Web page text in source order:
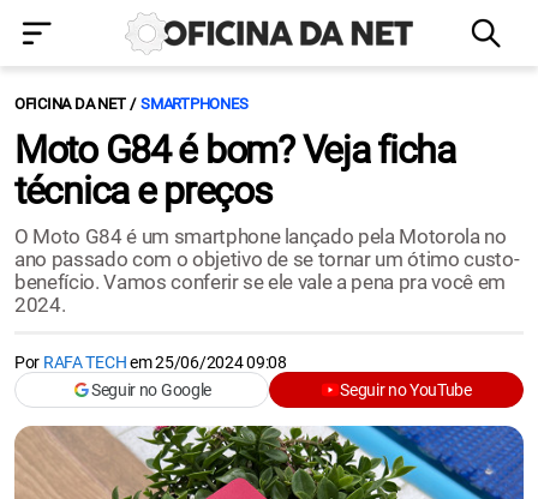
OFICINA DA NET SMARTPHONES
Moto G84 é bom? Veja ficha
técnica e preços
O Moto G84 é um smartphone lançado pela Motorola no
ano passado com o objetivo de se tornar um ótimo custo-
benefício. Vamos conferir se ele vale a pena pra você em
2024.
Por RAFA TECHem25/06/2024 09:08
Seguir no Google
Seguir no YouTube